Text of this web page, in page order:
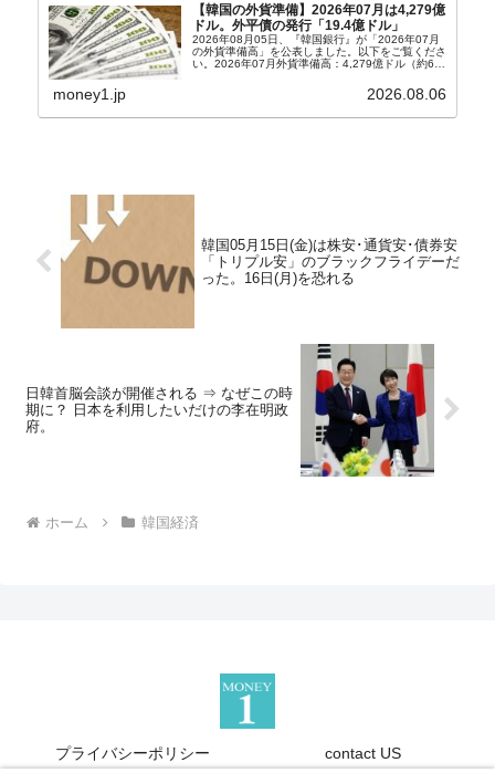
【韓国の外貨準備】2026年07月は4,279億
ドル。外平債の発行「19.4億ドル」
2026年08月05日、『韓国銀行』が「2026年07月
の外貨準備高」を公表しました。以下をご覧くださ
い。2026年07月外貨準備高：4,279億ドル（約67
money1.jp 2026.08.06
韓国05月15日(金)は株安･通貨安･債券安
「トリプル安」のブラックフライデーだ
った。16日(月)を恐れる
日韓首脳会談が開催される ⇒ なぜこの時
期に？ 日本を利用したいだけの李在明政
府。
ホーム 韓国経済
プライバシーポリシー contact US